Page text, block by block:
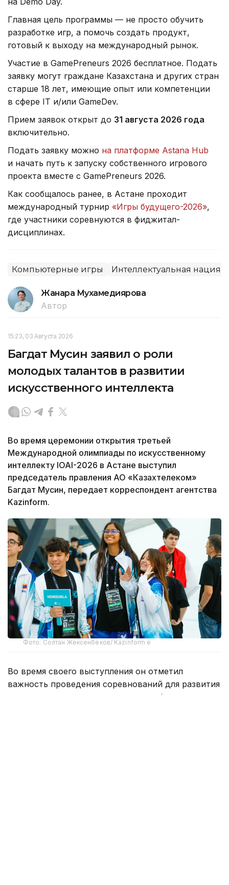
Главная цель программы — не просто обучить
разработке игр, а помочь создать продукт,
готовый к выходу на международный рынок.
Участие в GamePreneurs 2026 бесплатное. Подать
заявку могут граждане Казахстана и других стран
старше 18 лет, имеющие опыт или компетенции
в сфере IT и/или GameDev.
Прием заявок открыт до 31 августа 2026 года
включительно.
Подать заявку можно на платформе Astana Hub
и начать путь к запуску собственного игрового
проекта вместе с GamePreneurs 2026.
Как сообщалось ранее, в Астане проходит
международный турнир «Игры будущего-2026»,
где участники соревнуются в фиджитал-
дисциплинах.
Компьютерные игры Интеллектуальная нация
Жанара Мухамедиярова
Автор
15:23, 03 Августа 2026
Багдат Мусин заявил о роли
молодых талантов в развитии
искусственного интеллекта
Во время церемонии открытия третьей
Международной олимпиады по искусственному
интеллекту IOAI-2026 в Астане выступил
председатель правления АО «Казахтелеком»
Багдат Мусин, передает корреспондент агентства
Kazinform.
Фото: Солтан Жексенбеков/ Kazinform е
Во время своего выступления он отметил
важность проведения соревнований для развития
нового поколения специалистов в сфере